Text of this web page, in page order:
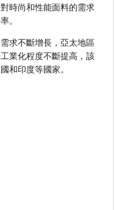
時尚和性能面料的需求
。
求不斷增長，亞太地區
業化程度不斷提高，該
和印度等國家。